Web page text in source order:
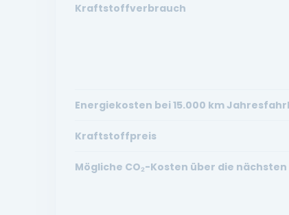
Kraftstoffverbrauch
Energiekosten bei 15.000 km
Kraftstoffpreis
Mögliche CO₂-Kosten über die